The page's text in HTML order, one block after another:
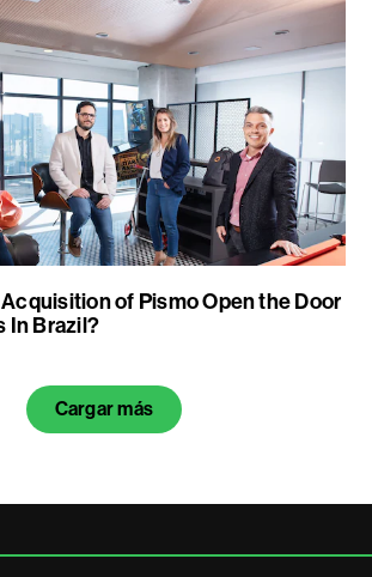
Acquisition of Pismo Open the Door
In Brazil?
Cargar más